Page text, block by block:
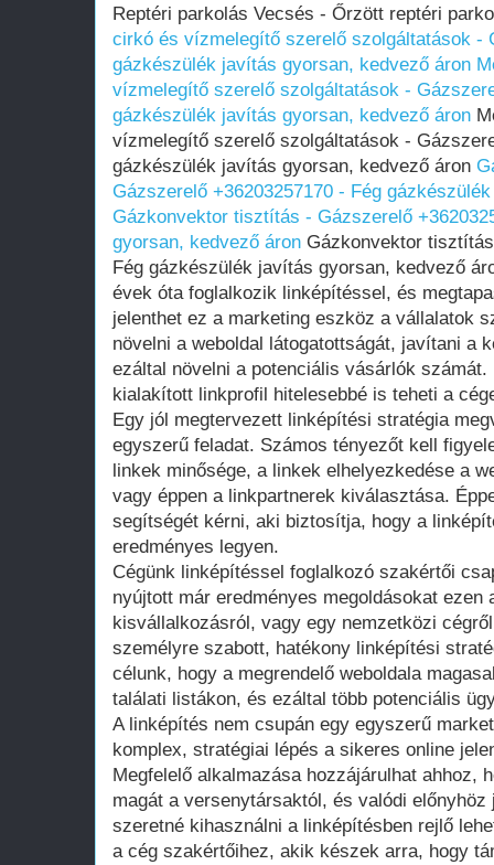
Reptéri parkolás Vecsés - Őrzött reptéri
cirkó és vízmelegítő szerelő szolgáltatások -
gázkészülék javítás gyorsan, kedvező áron
vízmelegítő szerelő szolgáltatások -
gázkészülék javítás gyorsan, kedvező áron
vízmelegítő szerelő szolgáltatások -
gázkészülék javítás gyorsan, kedvező áron
Gázszerelő +36203257170 - Fég
Gázkonvektor tisztítás - Gázszerelő
gyorsan, kedvező áron Gázkonvektor
Fég gázkészülék javítás gyorsan, kedvező
évek óta foglalkozik linképítéssel, és
jelenthet ez a marketing eszköz a vállalatok
növelni a weboldal látogatottságát, javítani a
ezáltal növelni a potenciális vásárlók számát.
kialakított linkprofil hitelesebbé is teheti a
Egy jól megtervezett linképítési stratégia
egyszerű feladat. Számos tényezőt kell
linkek minősége, a linkek elhelyezkedése a
vagy éppen a linkpartnerek kiválasztása.
segítségét kérni, aki biztosítja, hogy a
eredményes legyen.
Cégünk linképítéssel foglalkozó szakértői
nyújtott már eredményes megoldásokat ezen
kisvállalkozásról, vagy egy nemzetközi
személyre szabott, hatékony linképítési
célunk, hogy a megrendelő weboldala
találati listákon, és ezáltal több potenciális
A linképítés nem csupán egy egyszerű
komplex, stratégiai lépés a sikeres online
Megfelelő alkalmazása hozzájárulhat ahhoz,
magát a versenytársaktól, és valódi
szeretné kihasználni a linképítésben rejlő
a cég szakértőihez, akik készek arra, hogy